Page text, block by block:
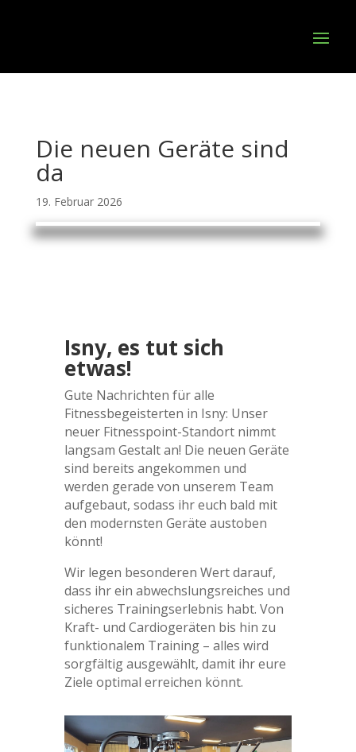
Die neuen Geräte sind
da
19. Februar 2026
Isny, es tut sich
etwas!
Gute Nachrichten für alle
Fitnessbegeisterten in Isny: Unser
neuer Fitnesspoint-Standort nimmt
langsam Gestalt an! Die neuen Geräte
sind bereits angekommen und
werden gerade von unserem Team
aufgebaut, sodass ihr euch bald mit
den modernsten Geräte austoben
könnt!
Wir legen besonderen Wert darauf,
dass ihr ein abwechslungsreiches und
sicheres Trainingserlebnis habt. Von
Kraft- und Cardiogeräten bis hin zu
funktionalem Training – alles wird
sorgfältig ausgewählt, damit ihr eure
Ziele optimal erreichen könnt.